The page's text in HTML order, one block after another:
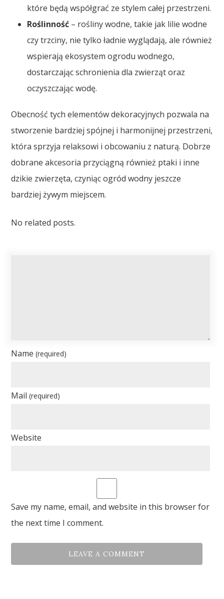
które będą współgrać ze stylem całej przestrzeni.
Roślinność – rośliny wodne, takie jak lilie wodne
czy trzciny, nie tylko ładnie wyglądają, ale również
wspierają ekosystem ogrodu wodnego,
dostarczając schronienia dla zwierząt oraz
oczyszczając wodę.
Obecność tych elementów dekoracyjnych pozwala na
stworzenie bardziej spójnej i harmonijnej przestrzeni,
która sprzyja relaksowi i obcowaniu z naturą. Dobrze
dobrane akcesoria przyciągną również ptaki i inne
dzikie zwierzęta, czyniąc ogród wodny jeszcze
bardziej żywym miejscem.
No related posts.
Name(required)
Mail(required)
Website
Save my name, email, and website in this browser for
the next time I comment.